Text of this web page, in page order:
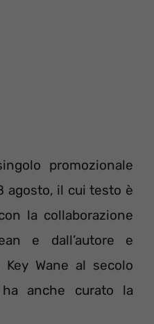
promozionale
agosto, il cui testo è
la collaborazione
e dall’autore e
Wane al secolo
anche curato la